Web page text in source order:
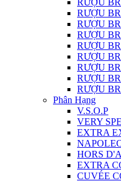
RƯỢU
RƯỢU
RƯỢU
RƯỢU
RƯỢU
RƯỢU
RƯỢU
RƯỢU
RƯỢU
Phân Hạng
V.S.O.P
VERY
EXTRA
HORS
EXTRA
CUVÉE